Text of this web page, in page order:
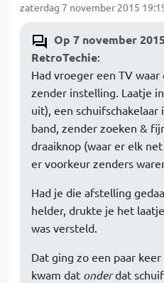
zaterdag 7 november 2015
Op 7 november
RetroTechie:
Had vroeger een TV
zender instelling. Laatje
uit), een
band, zender zoeken &
draaiknop (waar er elk
er voorkeur zenders
Had je die afstelling
helder, drukte je het
was versteld.
Dat ging zo een paar
kwam dat onderdat